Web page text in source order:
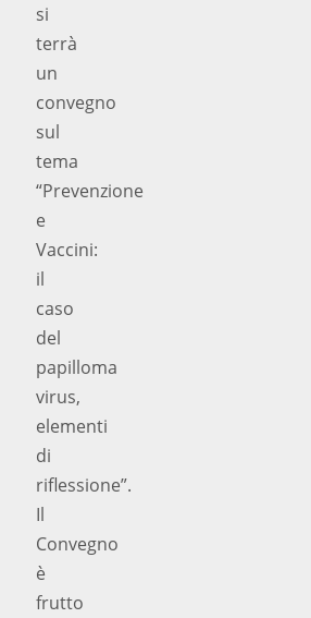
si
terrà
un
convegno
sul
tema
“Prevenzione
e
Vaccini:
il
caso
del
papilloma
virus,
elementi
di
riflessione”.
Il
Convegno
è
frutto